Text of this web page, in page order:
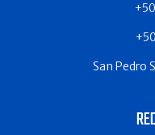
San Pedro